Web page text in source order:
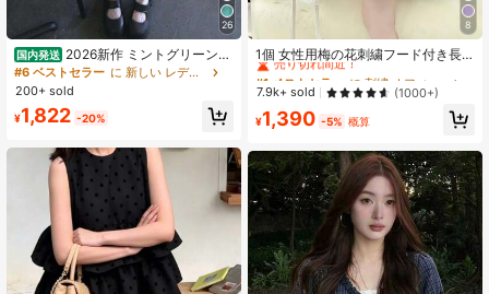
70 フォロワー
70 フォロワー
26
国内発送 2026新作 ミントグリーン
水玉 オフショルダー 半袖Tシャツ ス
リムシルエット 着痩せ レディース
夏 カジュアル シンプル 可愛い おし
#6 ベストセラー
に 新しい レディーストップス
200+ sold
¥1,822 -20%
8
1個 女性用梅の花刺繍フード付き長
袖シャツ、夏用薄手ルーズアウター
ウェア、アウトドア日よけ服 ホワイ
ト
売り切れ間近！
#1 ベストセラー
売り切れ間近！
#1 ベストセラー
売り切れ間近！
#1 ベストセラー
売り切れ間近！
7.9k+ sold (1000+)
¥1,390 -5% 概算